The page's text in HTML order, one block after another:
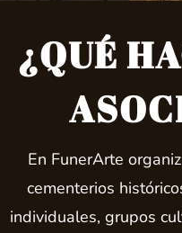
¿QUÉ
En FunerArte
cementerios
individuales, grupos